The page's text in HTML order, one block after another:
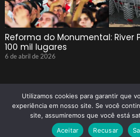
Reforma do Monumental: River
100 mil lugares
6 de abril de 2026
© 2025 Tenho Que Saber Todos Os
Utilizamos cookies para garantir que
experiência em nosso site. Se você
site, assumiremos que você está
Aceitar
Recusar